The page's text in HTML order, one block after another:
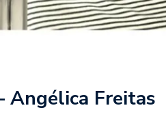
Angélica Freitas